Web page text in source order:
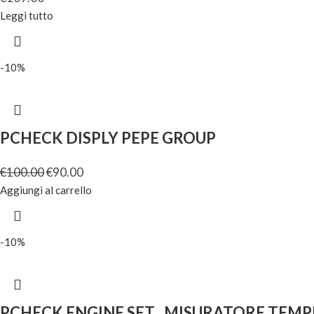
Leggi tutto
-10%
PCHECK DISPLY PEPE GROUP
€100.00€90.00
Aggiungi al carrello
-10%